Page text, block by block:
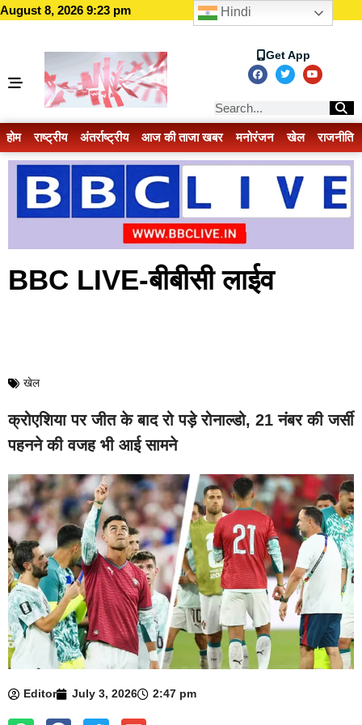
August 8, 2026 9:23 pm
Get App
होम राष्ट्रीय अंतर्राष्ट्रीय आज की ताजा खबर मनोरंजन खेल राजनीति
BBC LIVE-बीबीसी लाईव
खेल
क्रोएशिया पर जीत के बाद रो पड़े रोनाल्डो, 21 नंबर की जर्सी
पहनने की वजह भी आई सामने
Editor July 3, 2026 2:47 pm
Hindi